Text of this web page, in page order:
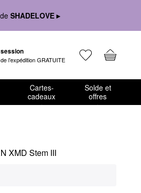
SHADELOVE ▸
l’expédition GRATUITE
Cartes-
cadeaux
Solde et
offres
XMD Stem III